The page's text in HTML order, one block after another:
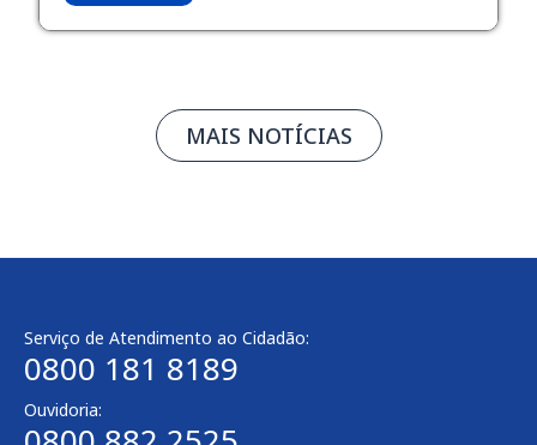
MAIS NOTÍCIAS
Serviço de Atendimento ao Cidadão:
0800 181 8189
Ouvidoria: